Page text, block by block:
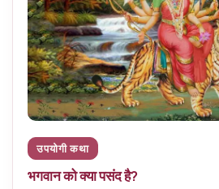
उपयोगी कथा
भगवान को क्या पसंद है?